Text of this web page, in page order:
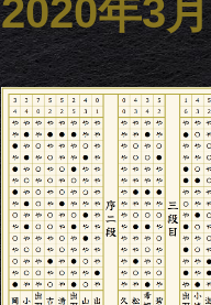
2020年3月